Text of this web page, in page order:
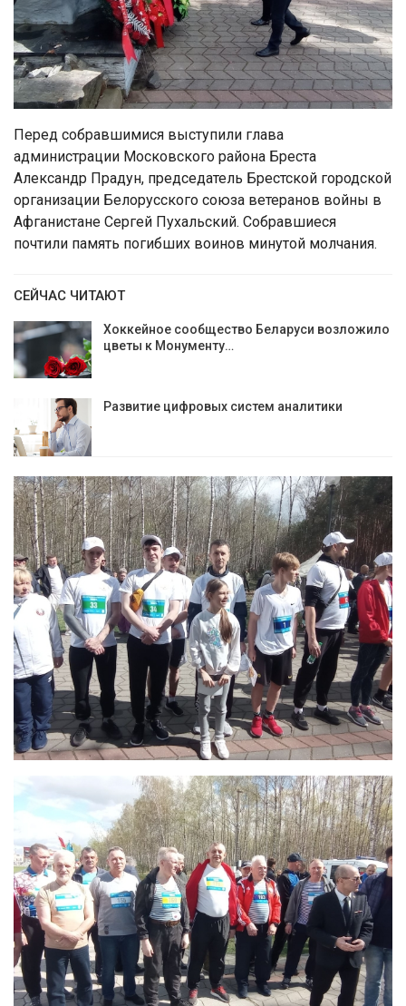
Перед собравшимися выступили глава
администрации Московского района Бреста
Александр Прадун, председатель Брестской городской
организации Белорусского союза ветеранов войны в
Афганистане Сергей Пухальский. Собравшиеся
почтили память погибших воинов минутой молчания.
СЕЙЧАС ЧИТАЮТ
Хоккейное сообщество Беларуси возложило
цветы к Монументу…
Развитие цифровых систем аналитики